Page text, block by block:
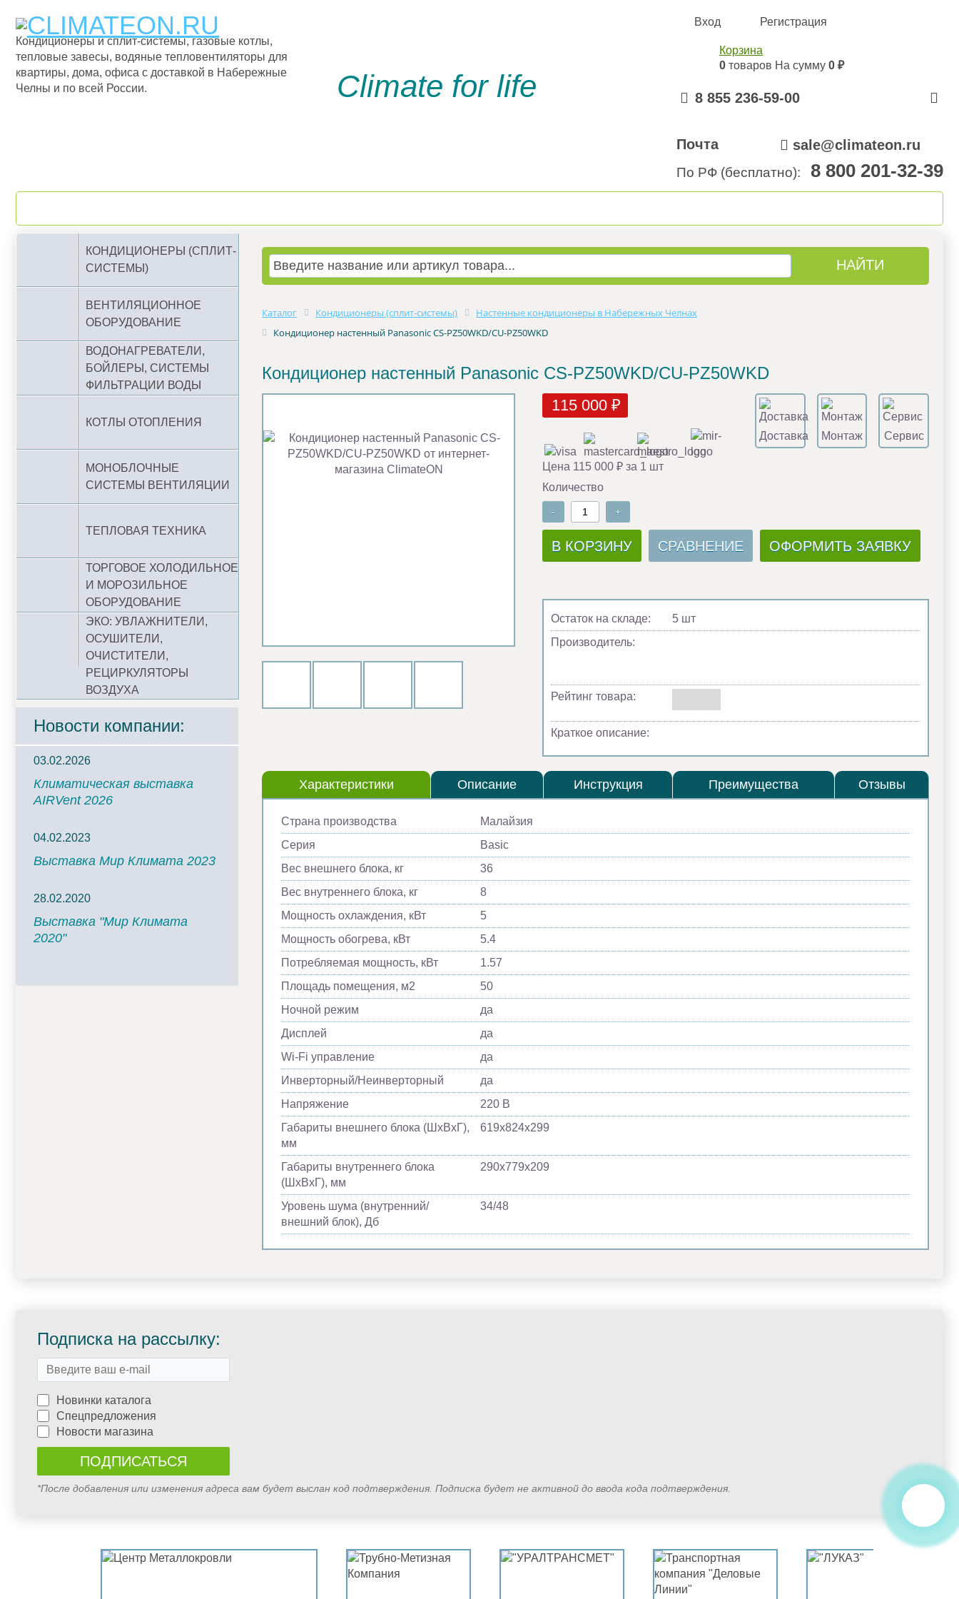
Кондиционеры и сплит-системы, газовые котлы,
тепловые завесы, водяные тепловентиляторы для
квартиры, дома, офиса с доставкой в Набережные
Челны и по всей России.
Climate for life
Вход Регистрация
Корзина
0 товаров На сумму 0 ₽
8 855 236-59-00
Почта sale@climateon.ru
По РФ (бесплатно): 8 800 201-32-39
КОНДИЦИОНЕРЫ (СПЛИТ-
СИСТЕМЫ)
ВЕНТИЛЯЦИОННОЕ
ОБОРУДОВАНИЕ
ВОДОНАГРЕВАТЕЛИ,
БОЙЛЕРЫ, СИСТЕМЫ
ФИЛЬТРАЦИИ ВОДЫ
КОТЛЫ ОТОПЛЕНИЯ
МОНОБЛОЧНЫЕ
СИСТЕМЫ ВЕНТИЛЯЦИИ
ТЕПЛОВАЯ ТЕХНИКА
ТОРГОВОЕ ХОЛОДИЛЬНОЕ
И МОРОЗИЛЬНОЕ
ОБОРУДОВАНИЕ
ЭКО: УВЛАЖНИТЕЛИ,
ОСУШИТЕЛИ,
ОЧИСТИТЕЛИ,
РЕЦИРКУЛЯТОРЫ
ВОЗДУХА
Новости компании:
03.02.2026
Климатическая выставка
AIRVent 2026
04.02.2023
Выставка Мир Климата 2023
28.02.2020
Выставка "Мир Климата
2020"
Каталог Кондиционеры (сплит-системы)
Настенные кондиционеры в Набережных Челнах
Кондиционер настенный Panasonic CS-PZ50WKD/CU-PZ50WKD
Кондиционер настенный Panasonic CS-PZ50WKD/CU-PZ50WKD
115 000 ₽
Доставка Монтаж Сервис
Цена 115 000 ₽ за 1 шт
Количество
- +
В КОРЗИНУ СРАВНЕНИЕ ОФОРМИТЬ ЗАЯВКУ
Остаток на складе:
5 шт
Производитель:
Рейтинг товара:
Краткое описание:
Характеристики Описание Инструкция Преимущества Отзывы
Страна производства
Малайзия
Серия
Basic
Вес внешнего блока, кг
36
Вес внутреннего блока, кг
8
Мощность охлаждения, кВт
5
Мощность обогрева, кВт
5.4
Потребляемая мощность, кВт
1.57
Площадь помещения, м2
50
Ночной режим
да
Дисплей
да
Wi-Fi управление
да
Инверторный/Неинверторный
да
Напряжение
220 В
Габариты внешнего блока (ШхВхГ),
мм
619x824x299
Габариты внутреннего блока
(ШхВхГ), мм
290x779x209
Уровень шума (внутренний/
внешний блок), Дб
34/48
Подписка на рассылку:
Новинки каталога
Спецпредложения
Новости магазина
*После добавления или изменения адреса вам будет выслан код подтверждения. Подписка будет не активной до ввода кода подтверждения.